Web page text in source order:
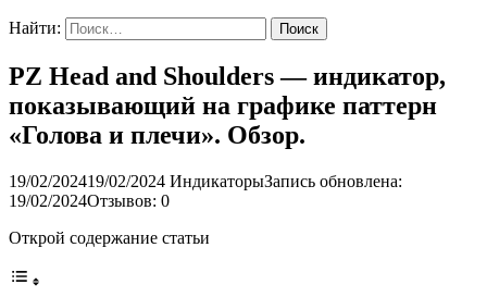
Найти:
PZ Head and Shoulders — индикатор,
показывающий на графике паттерн
«Голова и плечи». Обзор.
19/02/202419/02/2024 ИндикаторыЗапись обновлена:
19/02/2024Отзывов: 0
Открой содержание статьи